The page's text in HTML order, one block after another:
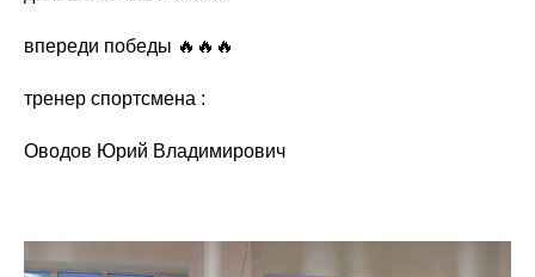
впереди победы 🔥🔥🔥
тренер спортсмена :
Оводов Юрий Владимирович